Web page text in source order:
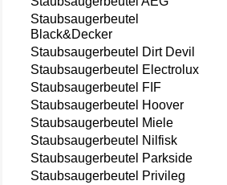
Staubsaugerbeutel
Black&Decker
Staubsaugerbeutel Dirt Devil
Staubsaugerbeutel Electrolux
Staubsaugerbeutel FIF
Staubsaugerbeutel Hoover
Staubsaugerbeutel Miele
Staubsaugerbeutel Nilfisk
Staubsaugerbeutel Parkside
Staubsaugerbeutel Privileg